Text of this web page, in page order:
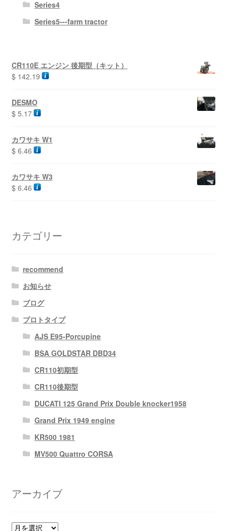
Series4
Series5---farm tractor
CR110E エンジン 後期型（キット）
$142.19
DESMO
$5.17
カワサキ W1
$6.46
カワサキ W3
$6.46
カテゴリー
recommend
お知らせ
ブログ
プロトタイプ
AJS E95-Porcupine
BSA GOLDSTAR DBD34
CR110初期型
CR110後期型
DUCATI 125 Grand Prix Double knocker1958
Grand Prix 1949 engine
KR500 1981
MV500 Quattro CORSA
アーカイブ
ア